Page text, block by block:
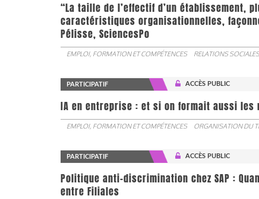
“La taille de l’effectif d’un établissement,
caractéristiques organisationnelles,
Pélisse, SciencesPo
EMPLOI, FORMATION ET COMPÉTENCES RELATIONS SOCIALES
PARTICIPATIF ACCÈS PUBLIC
IA en entreprise : et si on formait aussi les
EMPLOI, FORMATION ET COMPÉTENCES ORGANISATION DU
PARTICIPATIF ACCÈS PUBLIC
Politique anti-discrimination chez SAP :
entre Filiales